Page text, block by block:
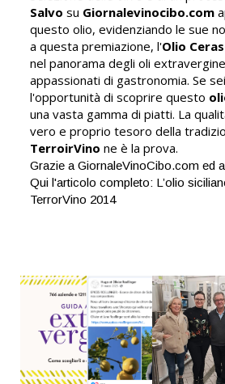
Salvo su Giornalevinocibo.com
questo olio, evidenziando le sue
a questa premiazione, l'Olio
nel panorama degli oli
appassionati di gastronomia. Se
l'opportunità di scoprire questo
una vasta gamma di piatti. La
vero e proprio tesoro della
TerroirVino ne è la prova.
Grazie a GiornaleVinoCibo.com ed
Qui l'articolo completo: L’olio
TerrorVino 2014